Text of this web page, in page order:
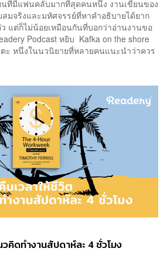
นที่มีแฟนคลับมากที่สุดคนหนึ่ง งานเขียนของ
มจริงและมหัศจรรย์ที่หาคำอธิบายได้ยาก
แต่ก็ไม่น้อยเหมือนกันที่บอกว่าอ่านงานขอ
Podcast หยิบ Kafka on the shore
ะ หนึ่งในนวนิยายที่หลายคนแนะนำว่าควร
คิดทำงานสัปดาห์ละ 4 ชั่วโมง